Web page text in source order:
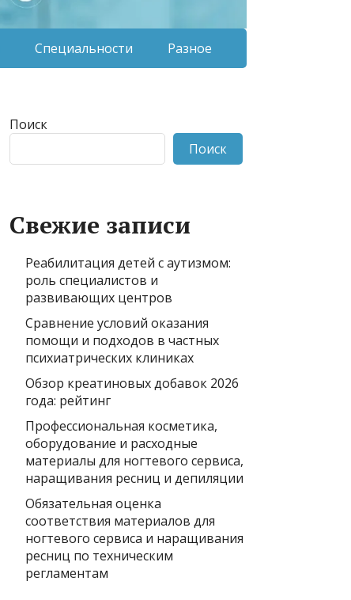
Специальности Разное
Поиск
Поиск
Свежие записи
Реабилитация детей с аутизмом:
роль специалистов и
развивающих центров
Сравнение условий оказания
помощи и подходов в частных
психиатрических клиниках
Обзор креатиновых добавок 2026
года: рейтинг
Профессиональная косметика,
оборудование и расходные
материалы для ногтевого сервиса,
наращивания ресниц и депиляции
Обязательная оценка
соответствия материалов для
ногтевого сервиса и наращивания
ресниц по техническим
регламентам